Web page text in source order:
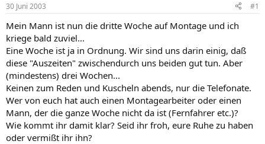
e
r
t
a
m
30 Juni 2003 #1
Mein Mann ist nun die dritte Woche auf Montage und ich
kriege bald zuviel...
Eine Woche ist ja in Ordnung. Wir sind uns darin einig, daß
diese "Auszeiten" zwischendurch uns beiden gut tun. Aber
(mindestens) drei Wochen...
Keinen zum Reden und Kuscheln abends, nur die Telefonate.
Wer von euch hat auch einen Montagearbeiter oder einen
Mann, der die ganze Woche nicht da ist (Fernfahrer etc.)?
Wie kommt ihr damit klar? Seid ihr froh, eure Ruhe zu haben
oder vermißt ihr ihn?